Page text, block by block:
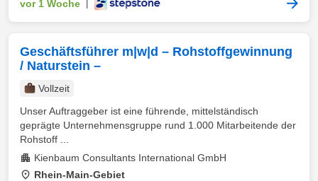
vor 1 Woche
Geschäftsführer m|w|d – Rohstoffgewinnung
/ Naturstein –
Vollzeit
Unser Auftraggeber ist eine führende, mittelständisch
geprägte Unternehmensgruppe rund 1.000 Mitarbeitende der
Rohstoff ...
Kienbaum Consultants International GmbH
Rhein-Main-Gebiet